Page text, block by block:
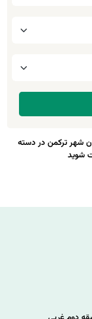
شهر ترکمن در دسته
شوید